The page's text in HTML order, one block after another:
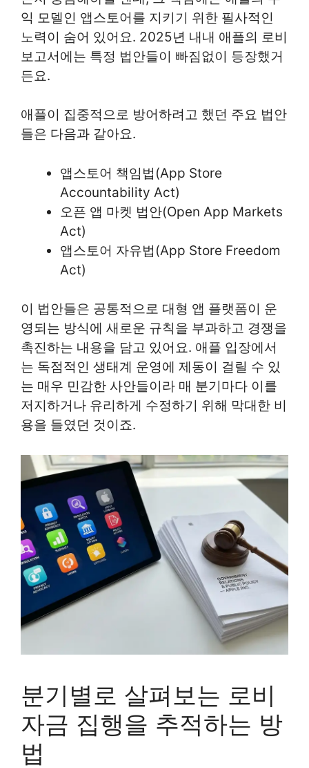
익 모델인 앱스토어를 지키기 위한 필사적인
노력이 숨어 있어요. 2025년 내내 애플의 로비
보고서에는 특정 법안들이 빠짐없이 등장했거
든요.
애플이 집중적으로 방어하려고 했던 주요 법안
들은 다음과 같아요.
앱스토어 책임법(App Store
Accountability Act)
오픈 앱 마켓 법안(Open App Markets
Act)
앱스토어 자유법(App Store Freedom
Act)
이 법안들은 공통적으로 대형 앱 플랫폼이 운
영되는 방식에 새로운 규칙을 부과하고 경쟁을
촉진하는 내용을 담고 있어요. 애플 입장에서
는 독점적인 생태계 운영에 제동이 걸릴 수 있
는 매우 민감한 사안들이라 매 분기마다 이를
저지하거나 유리하게 수정하기 위해 막대한 비
용을 들였던 것이죠.
분기별로 살펴보는 로비
자금 집행을 추적하는 방
법